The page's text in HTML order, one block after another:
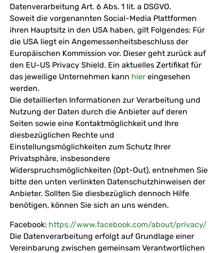
Datenverarbeitung Art. 6 Abs. 1 lit. a DSGVO.
Soweit die vorgenannten Social-Media Plattformen
ihren Hauptsitz in den USA haben, gilt Folgendes: Für
die USA liegt ein Angemessenheitsbeschluss der
Europäischen Kommission vor. Dieser geht zurück auf
den EU-US Privacy Shield. Ein aktuelles Zertifikat für
das jeweilige Unternehmen kann hier eingesehen
werden.
Die detaillierten Informationen zur Verarbeitung und
Nutzung der Daten durch die Anbieter auf deren
Seiten sowie eine Kontaktmöglichkeit und Ihre
diesbezüglichen Rechte und
Einstellungsmöglichkeiten zum Schutz Ihrer
Privatsphäre, insbesondere
Widerspruchsmöglichkeiten (Opt-Out), entnehmen Sie
bitte den unten verlinkten Datenschutzhinweisen der
Anbieter. Sollten Sie diesbezüglich dennoch Hilfe
benötigen, können Sie sich an uns wenden.
Facebook: https://www.facebook.com/about/privacy/
Die Datenverarbeitung erfolgt auf Grundlage einer
Vereinbarung zwischen gemeinsam Verantwortlichen